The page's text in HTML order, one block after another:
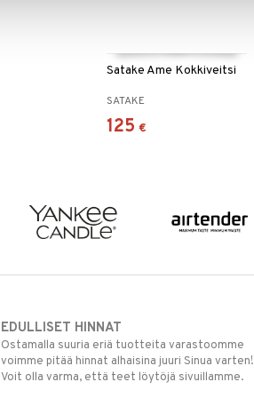
Satake Ame Kokkiveitsi
SATAKE
125 €
EDULLISET HINNAT
Ostamalla suuria eriä tuotteita varastoomme
voimme pitää hinnat alhaisina juuri Sinua varten!
Voit olla varma, että teet löytöjä sivuillamme.